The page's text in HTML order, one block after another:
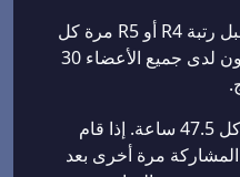
يمكن تفعيل حدث الصيد من قبل رتبة R4 أو R5 مرة كل
يومين. وعند فتح الحدث، سيكون لدى جميع الأعضاء 30
يمكن للتحالف استدعاء الدب كل 47.5 ساعة. إذا قام
المشاركة مرة أخرى بعد